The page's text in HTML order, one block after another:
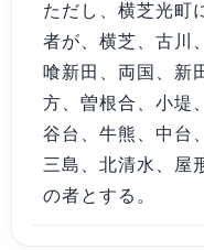
ただし、横芝光町
者が、横芝、古川
喰新田、両国、新
方、曽根合、小堤
谷台、牛熊、中台
三島、北清水、屋
の者とする。